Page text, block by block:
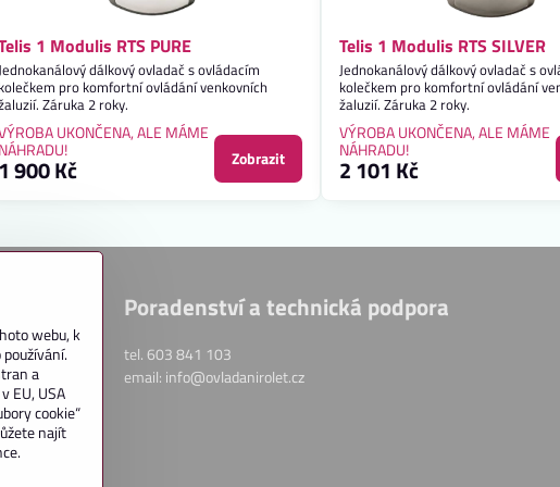
1 Modulis RTS PURE
dálkový ovladač s ovládacím
kolečkem pro komfortní ovládání venkovních
Záruka 2 roky.
UKONČENA, ALE MÁME
NÁHRADU!
1 900 Kč Zobrazit
Telis 1 Modulis RTS SILVER
Jednokanálový dálkový ovladač s
kolečkem pro komfortní ovládání
žaluzií. Záruka 2 roky.
VÝROBA UKONČENA, ALE MÁME
NÁHRADU!
2 101 Kč
Poradenství a technická podpora
tel. 603 841 103
email: info@ovladanirolet.cz
webu, k
a
EU, USA
cookie“
najít